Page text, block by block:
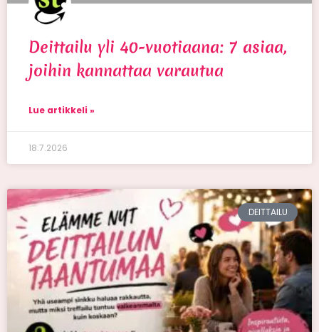
Deittailu yli 40-vuotiaana: 7 asiaa,
joihin kannattaa varautua
Lue artikkeli »
18.7.2026
DEITTAILU